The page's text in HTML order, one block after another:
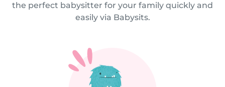
the perfect babysitter for your family quickly and
easily via Babysits.